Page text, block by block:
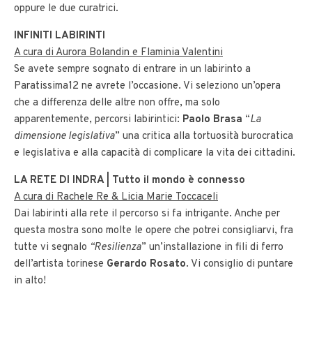
oppure le due curatrici.
INFINITI LABIRINTI
A cura di Aurora Bolandin e Flaminia Valentini
Se avete sempre sognato di entrare in un labirinto a
Paratissima12 ne avrete l’occasione. Vi seleziono un’opera
che a differenza delle altre non offre, ma solo
apparentemente, percorsi labirintici: Paolo Brasa “La
dimensione legislativa” una critica alla tortuosità burocratica
e legislativa e alla capacità di complicare la vita dei cittadini.
LA RETE DI INDRA | Tutto il mondo è connesso
A cura di Rachele Re & Licia Marie Toccaceli
Dai labirinti alla rete il percorso si fa intrigante. Anche per
questa mostra sono molte le opere che potrei consigliarvi, fra
tutte vi segnalo “Resilienza” un’installazione in fili di ferro
dell’artista torinese Gerardo Rosato. Vi consiglio di puntare
in alto!